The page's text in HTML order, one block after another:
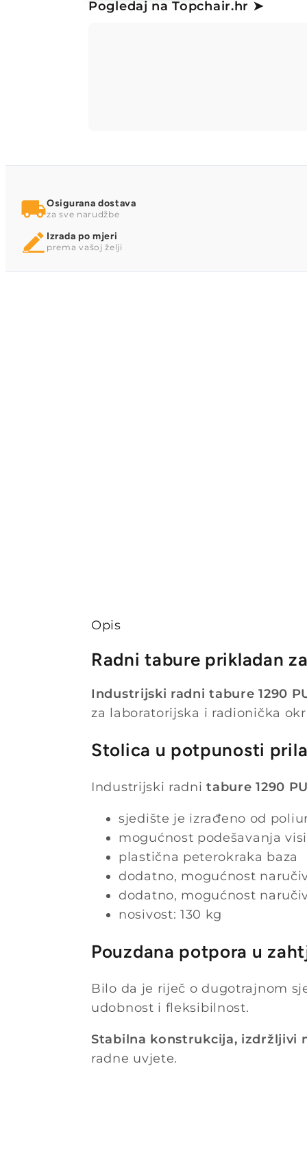
Pogledaj na Topchair.hr ➤
Osigurana dostava
za sve narudžbe
Izrada po mjeri
prema vašoj želji
Opis
Radni tabure prikladan
Industrijski radni tabure 1290
za laboratorijska i radionička
Stolica u potpunosti
Industrijski radnitabure 1290
sjedište je izrađeno od
mogućnost podešavanja
plastična peterokraka baza
dodatno, mogućnost
dodatno, mogućnost
nosivost: 130 kg
Pouzdana potpora u
Bilo da je riječ o dugotrajnom
udobnost i fleksibilnost.
Stabilna konstrukcija, izdržljivi
radne uvjete.